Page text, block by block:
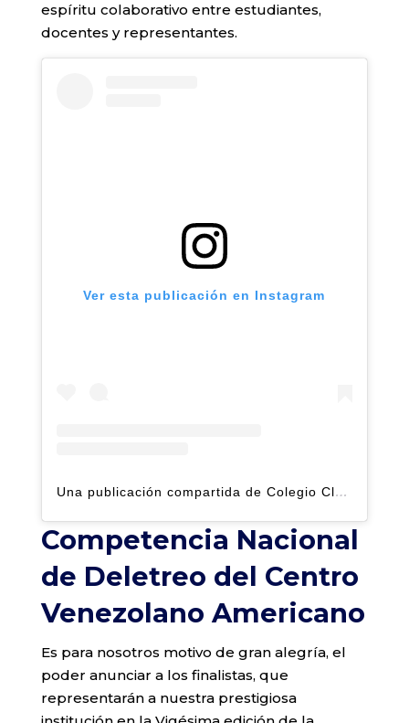
espíritu colaborativo entre estudiantes,
docentes y representantes.
Ver esta publicación en Instagram
Una publicación compartida de Colegio Claret | Alto Hatillo (@clarethatillo)
Competencia Nacional
de Deletreo del Centro
Venezolano Americano
Es para nosotros motivo de gran alegría, el
poder anunciar a los finalistas, que
representarán a nuestra prestigiosa